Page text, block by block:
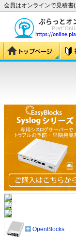
会員はオンラインで見積書(
OpenBlocks